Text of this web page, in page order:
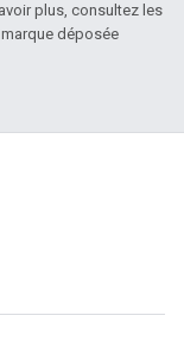
plus, consultez les
marque déposée